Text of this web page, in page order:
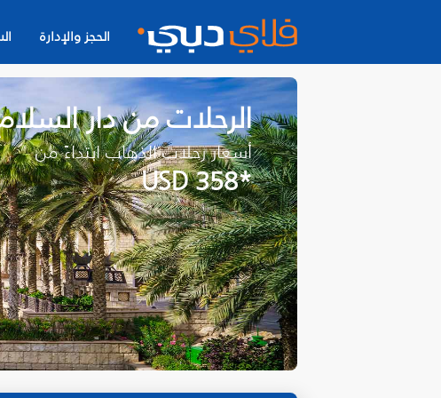
الحجز والإدارة
الرحلات من دار
أسعار رحلات الذهاب ابتداءً من
*USD 358